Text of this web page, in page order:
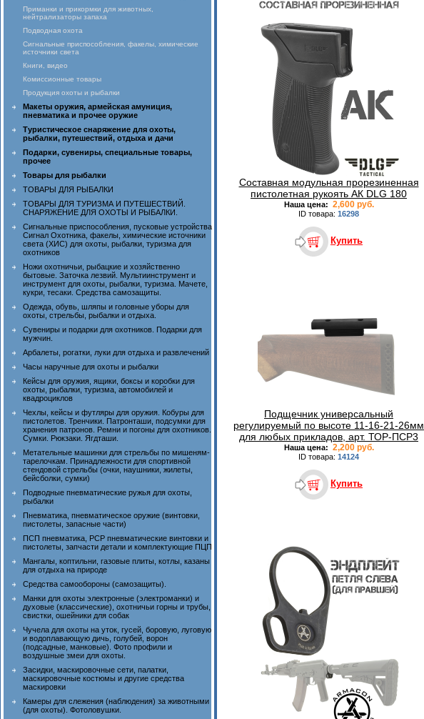
Приманки и прикормки для животных,
нейтрализаторы запаха
Подводная охота
Сигнальные приспособления, факелы, химические
источники света
Книги, видео
Комиссионные товары
Продукция охоты и рыбалки
Макеты оружия, армейская амуниция,
пневматика и прочее оружие
Туристическое снаряжение для охоты,
рыбалки, путешествий, отдыха и дачи
Подарки, сувениры, специальные товары,
прочее
Товары для рыбалки
ТОВАРЫ ДЛЯ РЫБАЛКИ
ТОВАРЫ ДЛЯ ТУРИЗМА И ПУТЕШЕСТВИЙ.
СНАРЯЖЕНИЕ ДЛЯ ОХОТЫ И РЫБАЛКИ.
Сигнальные приспособления, пусковые устройства
Сигнал Охотника, факелы, химические источники
света (ХИС) для охоты, рыбалки, туризма для
охотников
Ножи охотничьи, рыбацкие и хозяйственно
бытовые. Заточка лезвий. Мультиинструмент и
инструмент для охоты, рыбалки, туризма. Мачете,
кукри, тесаки. Средства самозащиты.
Одежда, обувь, шляпы и головные уборы для
охоты, стрельбы, рыбалки и отдыха.
Сувениры и подарки для охотников. Подарки для
мужчин.
Арбалеты, рогатки, луки для отдыха и развлечений
Часы наручные для охоты и рыбалки
Кейсы для оружия, ящики, боксы и коробки для
охоты, рыбалки, туризма, автомобилей и
квадроциклов
Чехлы, кейсы и футляры для оружия. Кобуры для
пистолетов. Тренчики. Патронташи, подсумки для
хранения патронов. Ремни и погоны для охотников.
Сумки. Рюкзаки. Ягдташи.
Метательные машинки для стрельбы по мишеням-
тарелочкам. Принадлежности для спортивной
стендовой стрельбы (очки, наушники, жилеты,
бейсболки, сумки)
Подводные пневматические ружья для охоты,
рыбалки
Пневматика, пневматическое оружие (винтовки,
пистолеты, запасные части)
ПСП пневматика, PCP пневматические винтовки и
пистолеты, запчасти детали и комплектующие ПЦП
Мангалы, коптильни, газовые плиты, котлы, казаны
для отдыха на природе
Средства самообороны (самозащиты).
Манки для охоты электронные (электроманки) и
духовые (классические), охотничьи горны и трубы,
свистки, ошейники для собак
Чучела для охоты на уток, гусей, боровую, луговую
и водоплавающую дичь, голубей, ворон
(подсадные, манковые). Фото профили и
воздушные змеи для охоты.
Засидки, маскировочные сети, палатки,
маскировочные костюмы и другие средства
маскировки
Камеры для слежения (наблюдения) за животными
(для охоты). Фотоловушки.
Составная модульная прорезиненная
пистолетная рукоять АК DLG 180
Наша цена: 2,600 руб.
ID товара: 16298
Купить
Подщечник универсальный
регулируемый по высоте 11-16-21-26мм
для любых прикладов, арт. ТОР-ПСР3
Наша цена: 2,200 руб.
ID товара: 14124
Купить